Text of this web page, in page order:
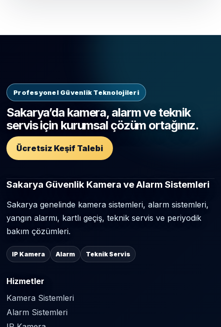
Profesyonel Güvenlik Teknolojileri
Sakarya’da kamera, alarm ve teknik
servis için kurumsal çözüm ortağınız.
Ücretsiz Keşif Talebi
Sakarya Güvenlik Kamera ve Alarm Sistemleri
Sakarya genelinde kamera sistemleri, alarm sistemleri,
yangın alarmı, kartlı geçiş, teknik servis ve periyodik
bakım çözümleri.
IP Kamera Alarm Teknik Servis
Hizmetler
Kamera Sistemleri
Alarm Sistemleri